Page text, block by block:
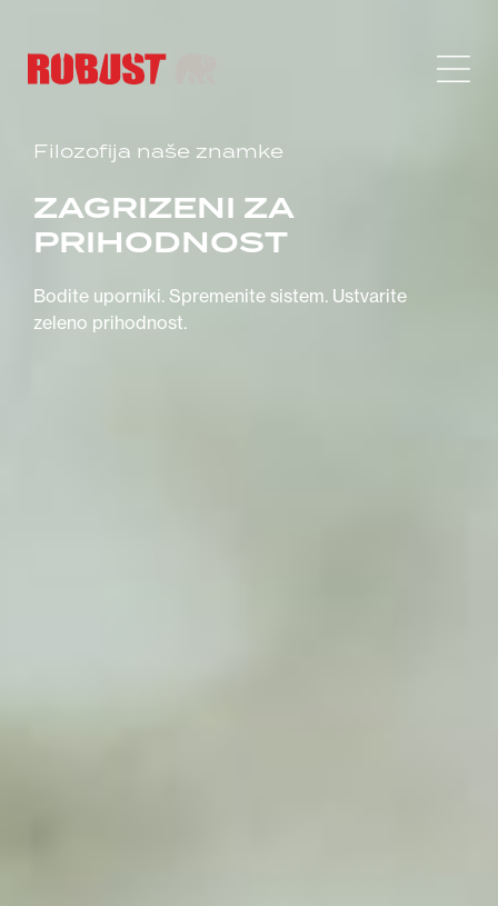
Filozofija naše znamke
ZAGRIZENI ZA
PRIHODNOST
Bodite uporniki. Spremenite sistem. Ustvarite
zeleno prihodnost.